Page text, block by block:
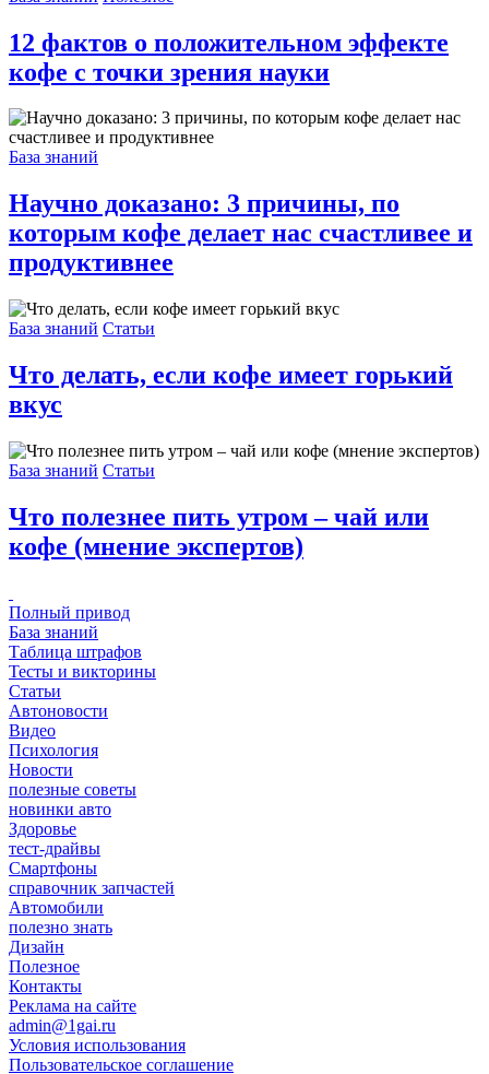
12 фактов о положительном эффекте
кофе с точки зрения науки
База знаний
Научно доказано: 3 причины, по
которым кофе делает нас счастливее и
продуктивнее
База знаний Статьи
Что делать, если кофе имеет горький
вкус
База знаний Статьи
Что полезнее пить утром – чай или
кофе (мнение экспертов)
Полный привод
База знаний
Таблица штрафов
Тесты и викторины
Статьи
Автоновости
Видео
Психология
Новости
полезные советы
новинки авто
Здоровье
тест-драйвы
Смартфоны
справочник запчастей
Автомобили
полезно знать
Дизайн
Полезное
Контакты
Реклама на сайте
admin@1gai.ru
Условия использования
Пользовательское соглашение